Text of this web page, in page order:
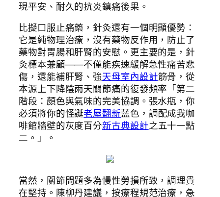
現平安、耐久的抗炎鎮痛後果。
比擬口服止痛藥，針灸還有一個明顯優勢：
它是純物理治療，沒有藥物反作用，防止了
藥物對胃腸和肝腎的安慰。更主要的是，針
灸標本兼顧——不僅能疾速緩解急性痛苦悲
傷，還能補肝腎、強天母室內設計筋骨，從
本源上下降陰雨天關節痛的復發頻率「第二
階段：顏色與氣味的完美協調。張水瓶，你
必須將你的怪誕老屋翻新藍色，調配成我咖
啡館牆壁的灰度百分新古典設計之五十一點
二。」。
當然，關節問題多為慢性勞損所致，調理貴
在堅持。陳柳丹建議，按療程規范治療，急